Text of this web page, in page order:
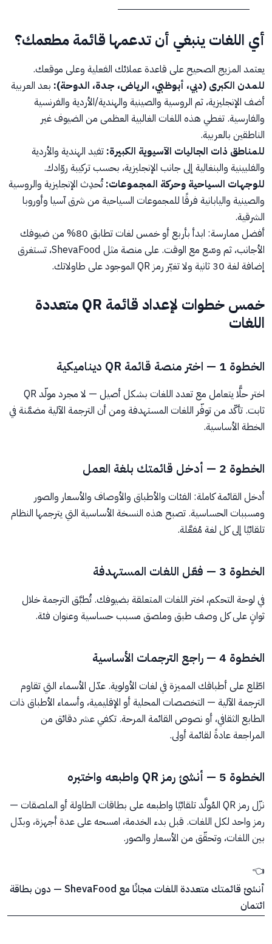
أي اللغات ينبغي أن تدعمها قائمة مطعمك؟
يعتمد المزيج الصحيح على قاعدة عملائك الفعلية وعلى موقعك.
للمدن الكبرى (دبي، أبوظبي، الرياض، جدة، الدوحة): بعد العربية
أضف الإنجليزية، ثم الروسية والصينية والهندية/الأردية والفرنسية
والفارسية. تغطي هذه اللغات الغالبية العظمى من الضيوف غير
الناطقين بالعربية.
للمناطق ذات الجاليات الآسيوية الكبيرة: تفيد الهندية والأردية
والفلبينية والبنغالية إلى جانب الإنجليزية، بحسب تركيبة روّادك.
للوجهات السياحية وحركة المجموعات: تُحدِث الإنجليزية والروسية
والصينية واليابانية فرقًا للمجموعات السياحية من شرق آسيا وأوروبا
الشرقية.
أفضل ممارسة: ابدأ بأربع أو خمس لغات تطابق 80% من ضيوفك
الأجانب، ثم وسّع مع الوقت. على منصة مثل ShevaFood، تستغرق
إضافة لغة 30 ثانية ولا تغيّر رمز QR الموجود على طاولاتك.
خمس خطوات لإعداد قائمة QR متعددة
اللغات
الخطوة 1 — اختر منصة قائمة QR ديناميكية
اختر حلًّا يتعامل مع تعدد اللغات بشكل أصيل — لا مجرد مولّد QR
ثابت. تأكّد من توفّر اللغات المستهدفة ومن أن الترجمة الآلية مضمَّنة في
الخطة الأساسية.
الخطوة 2 — أدخل قائمتك بلغة العمل
أدخل القائمة كاملة: الفئات والأطباق والأوصاف والأسعار والصور
ومسببات الحساسية. تصبح هذه النسخة الأساسية التي يترجمها النظام
تلقائيًا إلى كل لغة مُفعَّلة.
الخطوة 3 — فعّل اللغات المستهدفة
في لوحة التحكم، اختر اللغات المتعلقة بضيوفك. تُطبَّق الترجمة خلال
ثوانٍ على كل وصف طبق وملصق مسبب حساسية وعنوان فئة.
الخطوة 4 — راجع الترجمات الأساسية
اطّلع على أطباقك المميزة في لغات الأولوية. عدّل الأسماء التي تقاوم
الترجمة الآلية — التخصصات المحلية أو الإقليمية، وأسماء الأطباق ذات
الطابع الثقافي، أو نصوص القائمة المرحة. تكفي عشر دقائق من
المراجعة عادةً لقائمة أولى.
الخطوة 5 — أنشئ رمز QR واطبعه واختبره
نزّل رمز QR المُولَّد تلقائيًا واطبعه على بطاقات الطاولة أو الملصقات —
رمز واحد لكل اللغات. قبل بدء الخدمة، امسحه على عدة أجهزة، وبدّل
بين اللغات، وتحقّق من الأسعار والصور.
👈
أنشئ قائمتك متعددة اللغات مجانًا مع ShevaFood — دون بطاقة
ائتمان